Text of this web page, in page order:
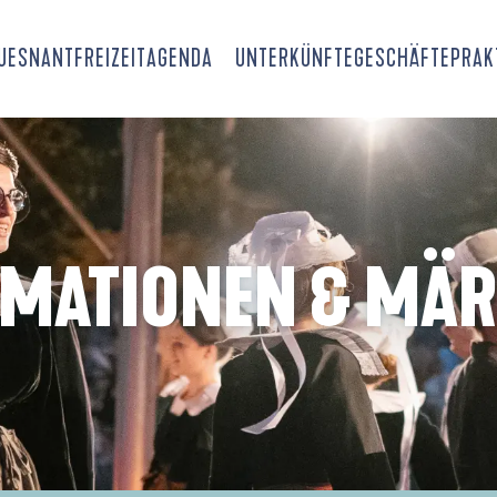
FREIZEITAGENDA UNTERKÜNFTEGESCHÄFTE
&